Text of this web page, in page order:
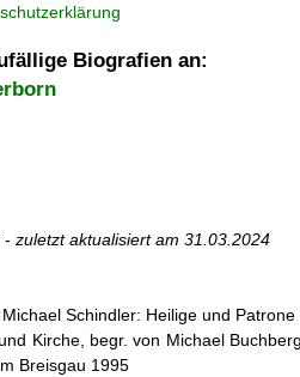
Biografien an:
- zuletzt aktualisiert am 31.03.2024
Schindler: Heilige und
Kirche, begr. von Michael
Breisgau 1995